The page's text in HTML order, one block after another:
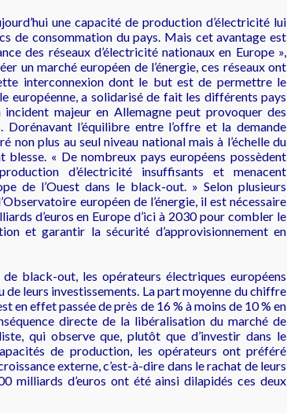
une capacité de production d’électricité lui
de consommation du pays. Mais cet avantage est
des réseaux d’électricité nationaux en Europe »,
un marché européen de l’énergie, ces réseaux ont
interconnexion dont le but est de permettre le
européenne, a solidarisé de fait les différents pays
incident majeur en Allemagne peut provoquer des
Dorénavant l’équilibre entre l’offre et la demande
non plus au seul niveau national mais à l’échelle du
blesse. « De nombreux pays européens possèdent
d’électricité insuffisants et menacent
de l’Ouest dans le black-out. » Selon plusieurs
européen de l’énergie, il est nécessaire
d’euros en Europe d’ici à 2030 pour combler le
et garantir la sécurité d’approvisionnement en
black-out, les opérateurs électriques européens
de leurs investissements. La part moyenne du chiffre
en effet passée de près de 16 % à moins de 10 % en
directe de la libéralisation du marché de
qui observe que, plutôt que d’investir dans le
de production, les opérateurs ont préféré
externe, c’est-à-dire dans le rachat de leurs
milliards d’euros ont été ainsi dilapidés ces deux